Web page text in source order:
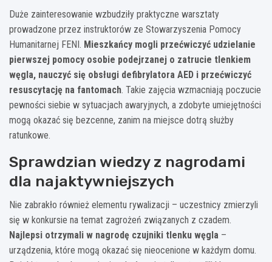
Duże zainteresowanie wzbudziły praktyczne warsztaty
prowadzone przez instruktorów ze Stowarzyszenia Pomocy
Humanitarnej FENI. Mieszkańcy mogli przećwiczyć udzielanie
pierwszej pomocy osobie podejrzanej o zatrucie tlenkiem
węgla, nauczyć się obsługi defibrylatora AED i przećwiczyć
resuscytację na fantomach. Takie zajęcia wzmacniają poczucie
pewności siebie w sytuacjach awaryjnych, a zdobyte umiejętności
mogą okazać się bezcenne, zanim na miejsce dotrą służby
ratunkowe.
Sprawdzian wiedzy z nagrodami
dla najaktywniejszych
Nie zabrakło również elementu rywalizacji – uczestnicy zmierzyli
się w konkursie na temat zagrożeń związanych z czadem.
Najlepsi otrzymali w nagrodę czujniki tlenku węgla –
urządzenia, które mogą okazać się nieocenione w każdym domu.